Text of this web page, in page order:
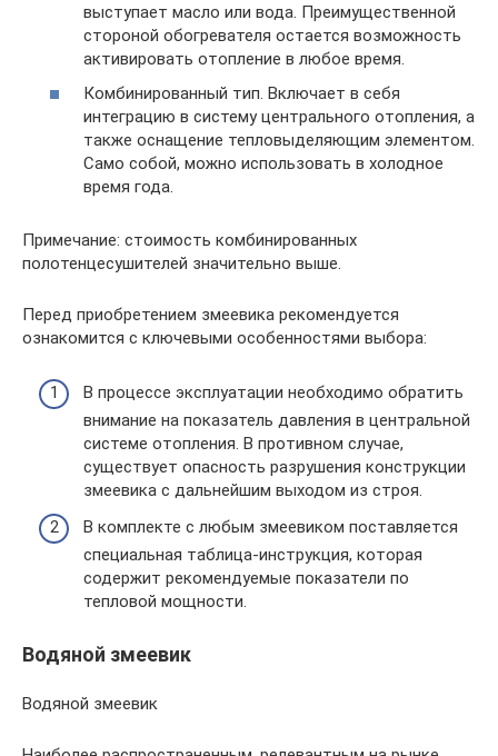
выступает масло или вода. Преимущественной
стороной обогревателя остается возможность
активировать отопление в любое время.
Комбинированный тип. Включает в себя
интеграцию в систему центрального отопления, а
также оснащение тепловыделяющим элементом.
Само собой, можно использовать в холодное
время года.
Примечание: стоимость комбинированных
полотенцесушителей значительно выше.
Перед приобретением змеевика рекомендуется
ознакомится с ключевыми особенностями выбора:
В процессе эксплуатации необходимо обратить
внимание на показатель давления в центральной
системе отопления. В противном случае,
существует опасность разрушения конструкции
змеевика с дальнейшим выходом из строя.
В комплекте с любым змеевиком поставляется
специальная таблица-инструкция, которая
содержит рекомендуемые показатели по
тепловой мощности.
Водяной змеевик
Водяной змеевик